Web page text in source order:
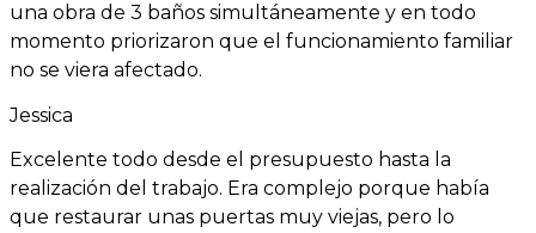
una obra de 3 baños simultáneamente y en todo
momento priorizaron que el funcionamiento familiar
no se viera afectado.
Jessica
Excelente todo desde el presupuesto hasta la
realización del trabajo. Era complejo porque había
que restaurar unas puertas muy viejas, pero lo